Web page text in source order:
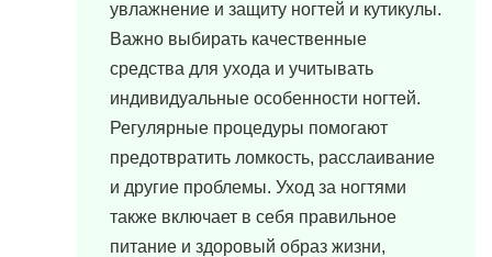
увлажнение и защиту ногтей и кутикулы.
Важно выбирать качественные
средства для ухода и учитывать
индивидуальные особенности ногтей.
Регулярные процедуры помогают
предотвратить ломкость, расслаивание
и другие проблемы. Уход за ногтями
также включает в себя правильное
питание и здоровый образ жизни,